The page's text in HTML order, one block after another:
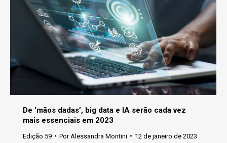
De ‘mãos dadas’, big data e IA serão cada vez
mais essenciais em 2023
Edição 59 Por Alessandra Montini 12 de janeiro de 2023